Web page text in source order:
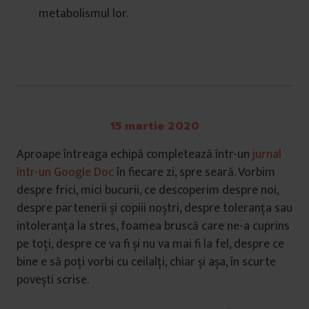
metabolismul lor.
15 martie 2020
Aproape întreaga echipă completează într-unjurnal
într-un Google Docîn fiecare zi, spre seară. Vorbim
despre frici, mici bucurii, ce descoperim despre noi,
despre partenerii și copiii noștri, despre toleranța sau
intoleranța la stres, foamea bruscă care ne-a cuprins
pe toți, despre ce va fi și nu va mai fi la fel, despre ce
bine e să poți vorbi cu ceilalți, chiar și așa, în scurte
povești scrise.